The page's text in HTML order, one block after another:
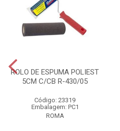
ROLO DE ESPUMA POLIEST
5CM C/CB R-430/05
Código: 23319
Embalagem: PC1
ROMA